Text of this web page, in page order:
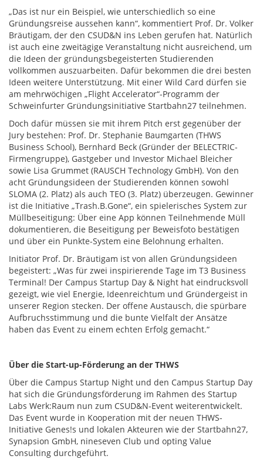
„Das ist nur ein Beispiel, wie unterschiedlich so eine
Gründungsreise aussehen kann“, kommentiert Prof. Dr. Volker
Bräutigam, der den CSUD&N ins Leben gerufen hat. Natürlich
ist auch eine zweitägige Veranstaltung nicht ausreichend, um
die Ideen der gründungsbegeisterten Studierenden
vollkommen auszuarbeiten. Dafür bekommen die drei besten
Ideen weitere Unterstützung. Mit einer Wild Card dürfen sie
am mehrwöchigen „Flight Accelerator“-Programm der
Schweinfurter Gründungsinitiative Startbahn27 teilnehmen.
Doch dafür müssen sie mit ihrem Pitch erst gegenüber der
Jury bestehen: Prof. Dr. Stephanie Baumgarten (THWS
Business School), Bernhard Beck (Gründer der BELECTRIC-
Firmengruppe), Gastgeber und Investor Michael Bleicher
sowie Lisa Grummet (RAUSCH Technology GmbH). Von den
acht Gründungsideen der Studierenden können sowohl
SLOMA (2. Platz) als auch TEO (3. Platz) überzeugen. Gewinner
ist die Initiative „Trash.B.Gone“, ein spielerisches System zur
Müllbeseitigung: Über eine App können Teilnehmende Müll
dokumentieren, die Beseitigung per Beweisfoto bestätigen
und über ein Punkte-System eine Belohnung erhalten.
Initiator Prof. Dr. Bräutigam ist von allen Gründungsideen
begeistert: „Was für zwei inspirierende Tage im T3 Business
Terminal! Der Campus Startup Day & Night hat eindrucksvoll
gezeigt, wie viel Energie, Ideenreichtum und Gründergeist in
unserer Region stecken. Der offene Austausch, die spürbare
Aufbruchsstimmung und die bunte Vielfalt der Ansätze
haben das Event zu einem echten Erfolg gemacht.“
Über die Start-up-Förderung an der THWS
Über die Campus Startup Night und den Campus Startup Day
hat sich die Gründungsförderung im Rahmen des Startup
Labs Werk:Raum nun zum CSUD&N-Event weiterentwickelt.
Das Event wurde in Kooperation mit der neuen THWS-
Initiative Genes!s und lokalen Akteuren wie der Startbahn27,
Synapsion GmbH, nineseven Club und opting Value
Consulting durchgeführt.